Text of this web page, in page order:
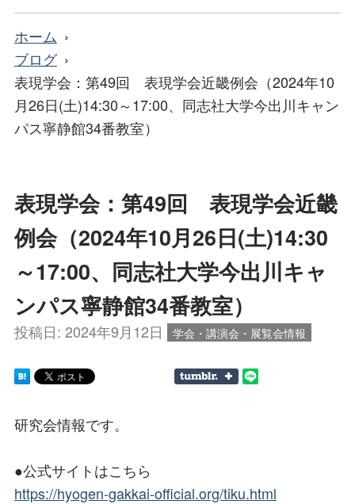
ホーム
ブログ
表現学会：第49回 表現学会近畿例会（2024年10
月26日(土)14:30～17:00、同志社大学今出川キャン
パス寧静館34番教室）
表現学会：第49回 表現学会近畿
例会（2024年10月26日(土)14:30
～17:00、同志社大学今出川キャ
ンパス寧静館34番教室）
投稿日: 2024年9月12日 学会・講演会・展覧会情報
研究会情報です。
●公式サイトはこちら
https://hyogen-gakkai-official.org/tiku.html